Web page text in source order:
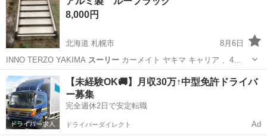
8,000円
北海道 札幌市
8月6日
INNO TERZO YAKIMA スーリーカーメイト ヤキマ キャリア 、4…
北海道 札幌市 パーツ JDM
【未経験OK🚚】月収30万↑中型免許ドライバ
ー募集
完全週休2日で安定転職
ドライバーダイレクト Ad